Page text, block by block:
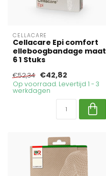
CELLACARE
Cellacare Epi comfort
elleboogbandage maat
6 1 Stuks
€52,34 €42,82
Op voorraad. Levertijd 1 - 3
werkdagen